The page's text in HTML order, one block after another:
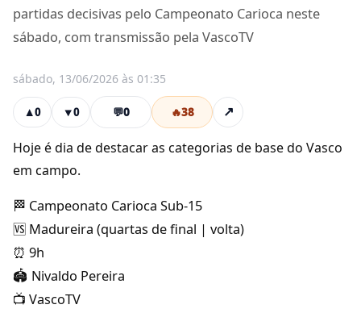
partidas decisivas pelo Campeonato Carioca neste
sábado, com transmissão pela VascoTV
sábado, 13/06/2026 às 01:35
▲0 ▼0 💬0 🔥38 ↗
Hoje é dia de destacar as categorias de base do Vasco
em campo.
🏁 Campeonato Carioca Sub-15
🆚 Madureira (quartas de final | volta)
⏰ 9h
🏟️ Nivaldo Pereira
📺 VascoTV